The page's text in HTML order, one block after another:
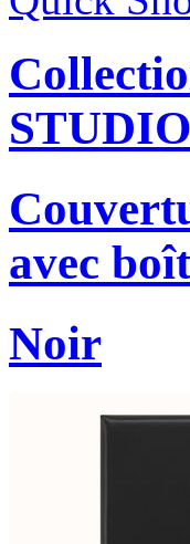
avec
Noir